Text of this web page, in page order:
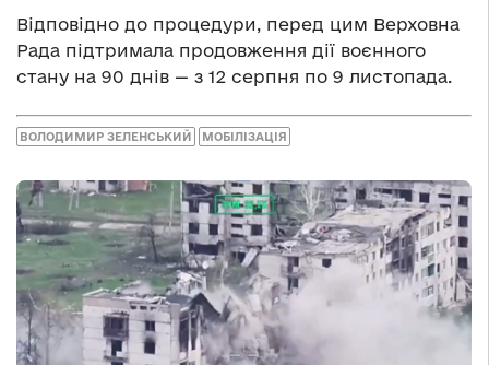
Відповідно до процедури, перед цим Верховна
Рада підтримала продовження дії воєнного
стану на 90 днів — з 12 серпня по 9 листопада.
ВОЛОДИМИР ЗЕЛЕНСЬКИЙ МОБІЛІЗАЦІЯ